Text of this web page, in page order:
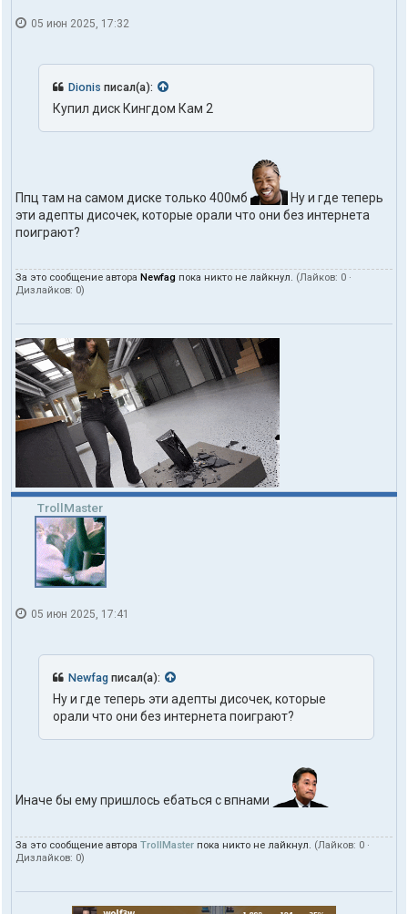
я
t
h
o
m
05 июн 2025, 17:32
Dionis писал(а):
Купил диск Кингдом Кам 2
Ппц там на самом диске только 400мб
Ну и где теперь
эти адепты дисочек, которые орали что они без интернета
поиграют?
За это сообщение автора Newfag пока никто не лайкнул. (Лайков: 0 ·
Дизлайков: 0)
TrollMaster
05 июн 2025, 17:41
Newfag писал(а):
Ну и где теперь эти адепты дисочек, которые
орали что они без интернета поиграют?
Иначе бы ему пришлось ебаться с впнами
За это сообщение автора TrollMaster пока никто не лайкнул. (Лайков: 0 ·
Дизлайков: 0)